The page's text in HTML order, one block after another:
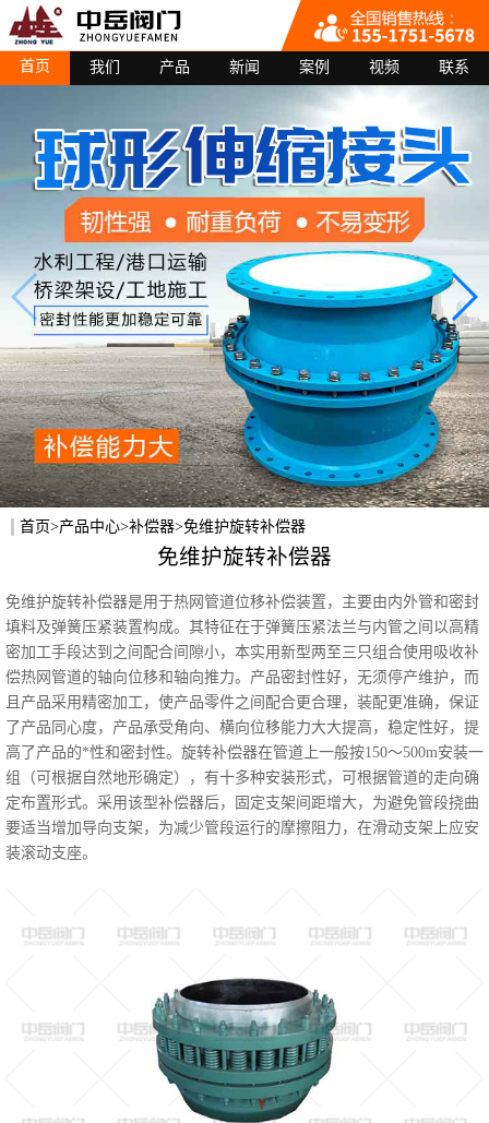
首页 我们 产品 新闻 案例 视频 联系
首页>产品中心>补偿器>免维护旋转补偿器
免维护旋转补偿器
免维护旋转补偿器是用于热网管道位移补偿装置，主要由内外管和密封
填料及弹簧压紧装置构成。其特征在于弹簧压紧法兰与内管之间以高精
密加工手段达到之间配合间隙小，本实用新型两至三只组合使用吸收补
偿热网管道的轴向位移和轴向推力。产品密封性好，无须停产维护，而
且产品采用精密加工，使产品零件之间配合更合理，装配更准确，保证
了产品同心度，产品承受角向、横向位移能力大大提高，稳定性好，提
高了产品的*性和密封性。旋转补偿器在管道上一般按150～500m安装一
组（可根据自然地形确定），有十多种安装形式，可根据管道的走向确
定布置形式。采用该型补偿器后，固定支架间距增大，为避免管段挠曲
要适当增加导向支架，为减少管段运行的摩擦阻力，在滑动支架上应安
装滚动支座。